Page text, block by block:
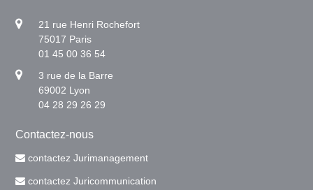
21 rue Henri Rochefort
75017 Paris
01 45 00 36 54
3 rue de la Barre
69002 Lyon
04 28 29 26 29
Contactez-nous
contactez Jurimanagement
contactez Juricommunication